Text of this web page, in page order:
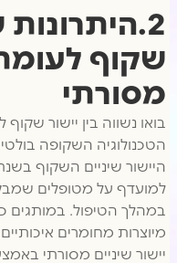
שקוף
מסורתי
בואו נשווה בין יישור
הטכנולוגיה השקופה
למועדף על מטופלים
מיוצרות מחומרים
יישור שיניים מסורתי